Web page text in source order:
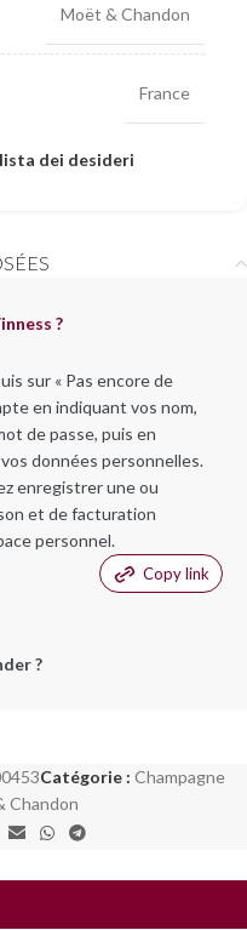
Moët & Chandon
France
dei desideri
?
sur « Pas encore de
en indiquant vos nom,
de passe, puis en
données personnelles.
enregistrer une ou
et de facturation
personnel.
Copy link
?
Catégorie : Champagne
Chandon